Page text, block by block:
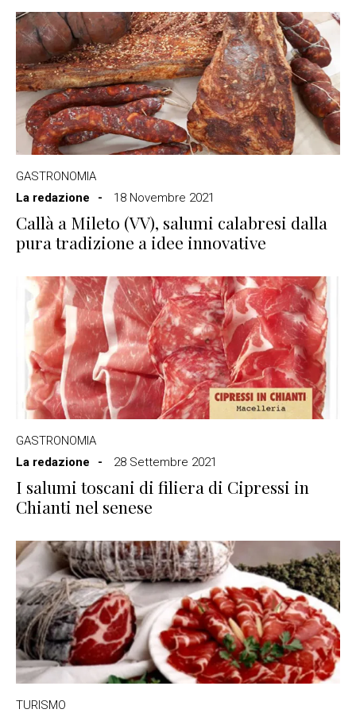
GASTRONOMIA
La redazione
18 Novembre 2021
Callà a Mileto (VV), salumi calabresi dalla
pura tradizione a idee innovative
GASTRONOMIA
La redazione
28 Settembre 2021
I salumi toscani di filiera di Cipressi in
Chianti nel senese
TURISMO